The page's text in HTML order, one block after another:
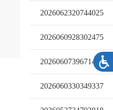
2026062320744025
2026060928302475
2026060739671421
2026060330349337